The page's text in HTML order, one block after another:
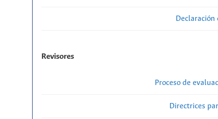
Revisores
Proceso de
Directrices